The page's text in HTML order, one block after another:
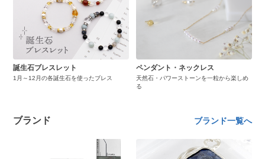
誕生石ブレスレット
1月～12月の各誕生石を使ったブレス
ペンダント・ネックレス
天然石・パワーストーンを一粒から楽しめ
る
ブランド ブランド一覧へ